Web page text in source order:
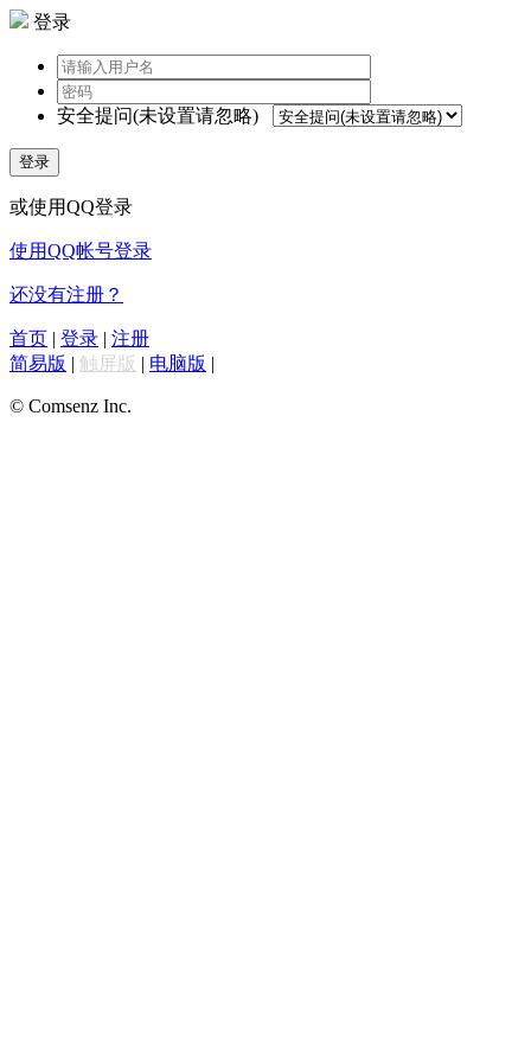
登录
安全提问(未设置请忽略)
登录
或使用QQ登录
使用QQ帐号登录
还没有注册？
首页 | 登录 | 注册
简易版 | 触屏版 | 电脑版 |
© Comsenz Inc.